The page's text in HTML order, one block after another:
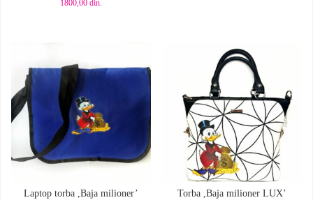
1800,00 din.
Laptop torba ,Baja milioner’
Dodaj u korpu
Torba ,Baja milioner LUX’